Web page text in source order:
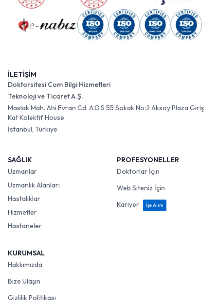
İLETİŞİM
Doktorsitesi Com Bilgi Hizmetleri
Teknoloji ve Ticaret A.Ş.
Maslak Mah. Ahi Evran Cd. A.O.S 55 Sokak No:2 Aksoy Plaza Giriş
Kat Kolektif House
İstanbul, Türkiye
SAĞLIK
Uzmanlar
Uzmanlık Alanları
Hastalıklar
Hizmetler
Hastaneler
PROFESYONELLER
Doktorlar İçin
Web Siteniz İçin
Kariyer
İşe Alım
KURUMSAL
Hakkımızda
Bize Ulaşın
Gizlilik Politikası